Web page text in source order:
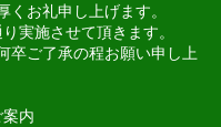
お礼申し上げます。
実施させて頂きます。
卒ご了承の程お願い申し上
内